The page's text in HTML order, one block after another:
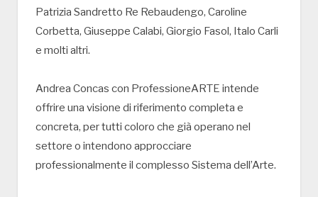
Patrizia Sandretto Re Rebaudengo, Caroline
Corbetta, Giuseppe Calabi, Giorgio Fasol, Italo Carli
e molti altri.
Andrea Concas con ProfessioneARTE intende
offrire una visione di riferimento completa e
concreta, per tutti coloro che già operano nel
settore o intendono approcciare
professionalmente il complesso Sistema dell’Arte.